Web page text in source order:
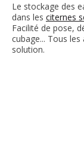
Le stockage des
dans les citernes
Facilité de pose,
cubage... Tous
solution.